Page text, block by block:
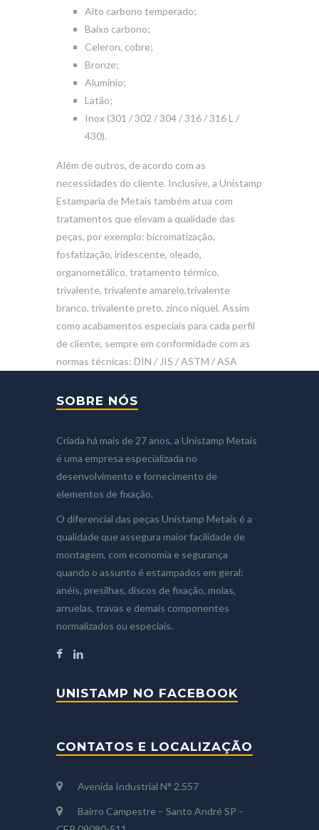
Alto carbono temperado;
Baixo carbono;
Celeron, cobre;
Bronze;
Alumínio;
Latão;
Inox (301 / 302 / 304 / 316 / 316 L /
430).
Além de outros, de acordo com as
necessidades do cliente. Inclusive, a Unistamp
Estamparia de Metais também atua com
tratamentos que elevam a qualidade das
peças, por exemplo: bicromatização,
fosfatização, iridescente, oleado,
organometálico, tratamento térmico,
trivalente, trivalente amarelo,trivalente
branco, trivalente preto, zinco níquel. Assim
como acabamentos especiais para cada perfil
de cliente, sempre em conformidade com as
normas técnicas: DIN / JIS / ASTM / ASA
SOBRE NÓS
Criada há mais de 27 anos, a Unistamp Metais
é uma empresa especializada no
desenvolvimento e fornecimento de
elementos de fixação.
O diferencial das peças Unistamp Metais é a
qualidade que assegura maior facilidade de
montagem, com economia e segurança
quando o assunto é estampados em geral:
anéis, presilhas, discos de fixação, molas,
arruelas, travas e demais componentes
normalizados ou especiais.
UNISTAMP NO FACEBOOK
CONTATOS E LOCALIZAÇÃO
Avenida Industrial N° 2.557
Bairro Campestre – Santo André SP –